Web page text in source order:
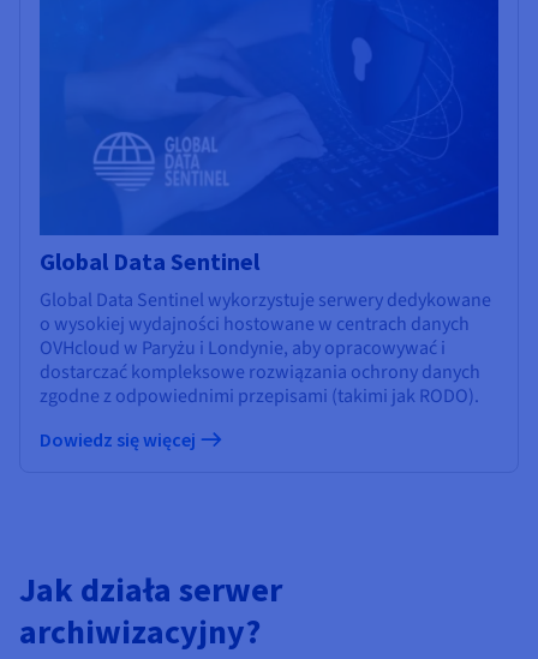
Global Data Sentinel
Global Data Sentinel wykorzystuje serwery dedykowane
o wysokiej wydajności hostowane w centrach danych
OVHcloud w Paryżu i Londynie, aby opracowywać i
dostarczać kompleksowe rozwiązania ochrony danych
zgodne z odpowiednimi przepisami (takimi jak RODO).
Dowiedz się więcej
Jak działa serwer
archiwizacyjny?